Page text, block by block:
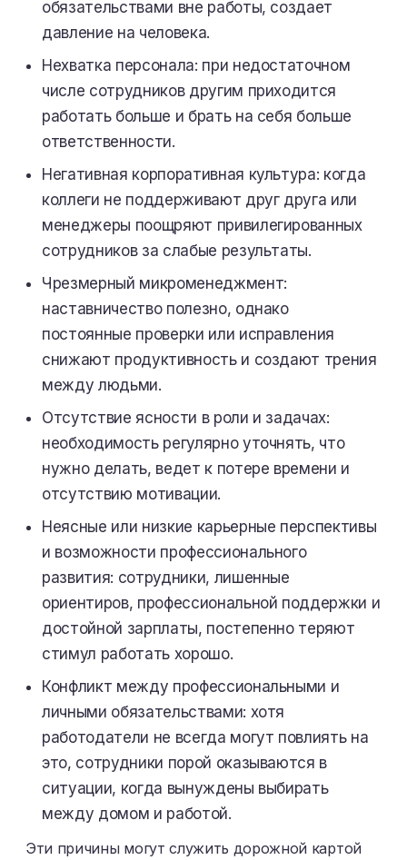
обязательствами вне работы, создает
давление на человека.
Нехватка персонала: при недостаточном
числе сотрудников другим приходится
работать больше и брать на себя больше
ответственности.
Негативная корпоративная культура: когда
коллеги не поддерживают друг друга или
менеджеры поощряют привилегированных
сотрудников за слабые результаты.
Чрезмерный микроменеджмент:
наставничество полезно, однако
постоянные проверки или исправления
снижают продуктивность и создают трения
между людьми.
Отсутствие ясности в роли и задачах:
необходимость регулярно уточнять, что
нужно делать, ведет к потере времени и
отсутствию мотивации.
Неясные или низкие карьерные перспективы
и возможности профессионального
развития: сотрудники, лишенные
ориентиров, профессиональной поддержки и
достойной зарплаты, постепенно теряют
стимул работать хорошо.
Конфликт между профессиональными и
личными обязательствами: хотя
работодатели не всегда могут повлиять на
это, сотрудники порой оказываются в
ситуации, когда вынуждены выбирать
между домом и работой.
Эти причины могут служить дорожной картой